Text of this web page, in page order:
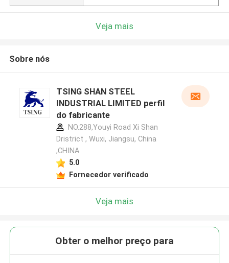
Veja mais
Sobre nós
TSING SHAN STEEL
INDUSTRIAL LIMITED perfil
do fabricante
NO.288,Youyi Road Xi Shan
Dristrict , Wuxi, Jiangsu, China
,CHINA
5.0
Fornecedor verificado
Veja mais
Obter o melhor preço para